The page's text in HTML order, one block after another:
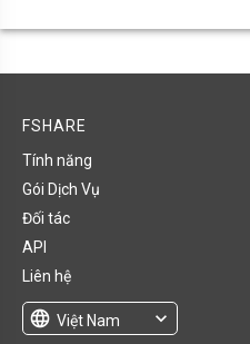
FSHARE
Tính năng
Gói Dịch Vụ
Đối tác
API
Liên hệ
language Việt Nam
expand_more